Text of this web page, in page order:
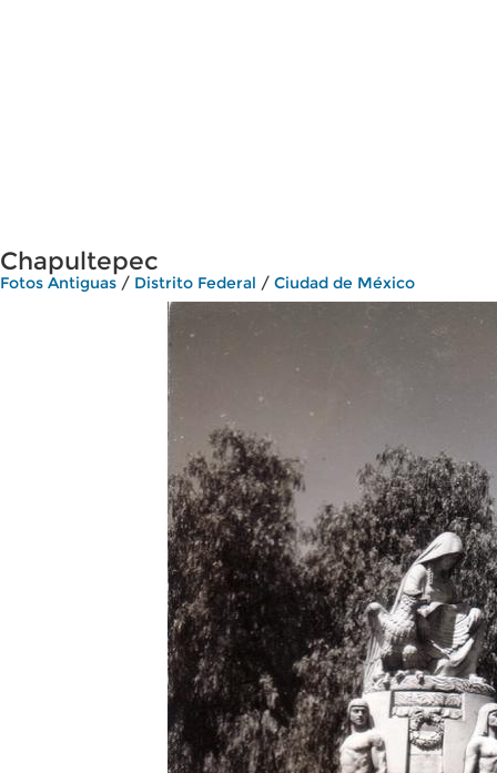
Chapultepec
Fotos Antiguas / Distrito Federal / Ciudad de México